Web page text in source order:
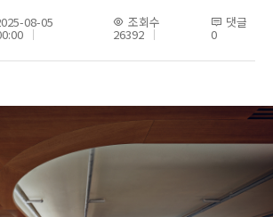
08-05 조회수
26392
댓글
0